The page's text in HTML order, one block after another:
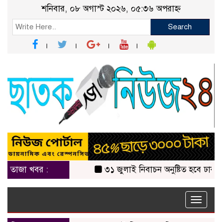
শনিবার, ০৮ অগাস্ট ২০২৬, ০৫:৩৬ অপরাহ্ন
Search
তাজা খবর : ৩১ জুলাই নিবাচন অনু‌ষ্টিত হ‌বে ঢাকায়
Toggle